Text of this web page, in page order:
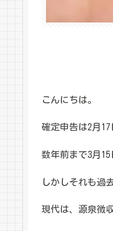
こんにちは。
確定申告は2月
数年前まで3月
しかしそれも過
現代は、源泉徴